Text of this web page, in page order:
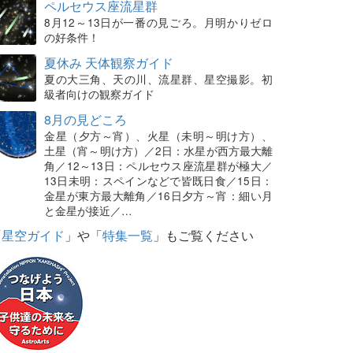
ペルセウス座流星群
8月12～13日が一番の見ごろ。月明かりゼロ
の好条件！
夏休み 天体観察ガイド
夏の大三角、天の川、流星群、星空撮影。初
級者向けの観察ガイド
8月の見どころ
金星（夕方～宵）、火星（未明～明け方）、
土星（宵～明け方）／2日：水星が西方最大離
角／12～13日：ペルセウス座流星群が極大／
13日未明：スペインなどで皆既日食／15日：
金星が東方最大離角／16日夕方～宵：細い月
と金星が接近／…
星空ガイド 」や「特集一覧 」もご覧ください